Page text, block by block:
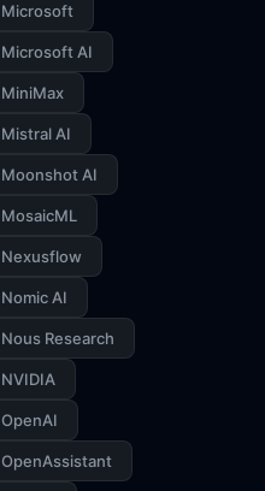
Microsoft
Microsoft AI
MiniMax
Mistral AI
Moonshot AI
MosaicML
Nexusflow
Nomic AI
Nous Research
NVIDIA
OpenAI
OpenAssistant